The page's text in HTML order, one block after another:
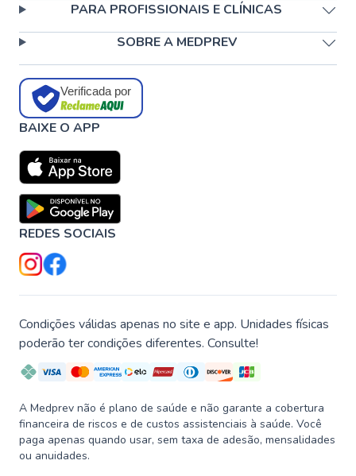
PARA PROFISSIONAIS E CLÍNICAS
SOBRE A MEDPREV
Verificada por
BAIXE O APP
REDES SOCIAIS
Condições válidas apenas no site e app. Unidades físicas
poderão ter condições diferentes. Consulte!
A Medprev não é plano de saúde e não garante a cobertura
financeira de riscos e de custos assistenciais à saúde. Você
paga apenas quando usar, sem taxa de adesão, mensalidades
ou anuidades.